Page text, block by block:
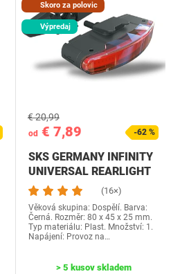
Skoro za polovic
Výpredaj
od € 7,89
€ 20,99
-62 %
SKS GERMANY INFINITY
UNIVERSAL REARLIGHT
(príslušenstvo na…
(16×)
Věková skupina: Dospělí. Barva:
Černá. Rozměr: 80 x 45 x 25 mm.
Typ materiálu: Plast. Množství: 1.
Napájení: Provoz na…
> 5 kusov skladem